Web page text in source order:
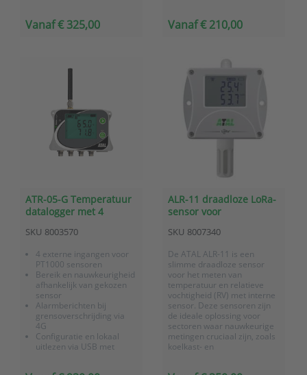
omgevingsmonitoring.
technologie
Vanaf € 325,00
IP67 voor outdoor gebruik.
Vanaf € 210,00
ATR-05-G Temperatuur
datalogger met 4
sensoren met GSM-
modem
SKU 8003570
4 externe ingangen voor
PT1000 sensoren
Bereik en nauwkeurigheid
afhankelijk van gekozen
sensor
Alarmberichten bij
grensoverschrijding via
4G
Configuratie en lokaal
uitlezen via USB met
ALR-11 draadloze LoRa-
sensor voor
SKU 8007340
De ATAL ALR-11 is een
slimme draadloze sensor
voor het meten van
temperatuur en relatieve
vochtigheid (RV) met interne
sensor. Deze sensoren zijn
de ideale oplossing voor
sectoren waar nauwkeurige
metingen cruciaal zijn, zoals
koelkast- en